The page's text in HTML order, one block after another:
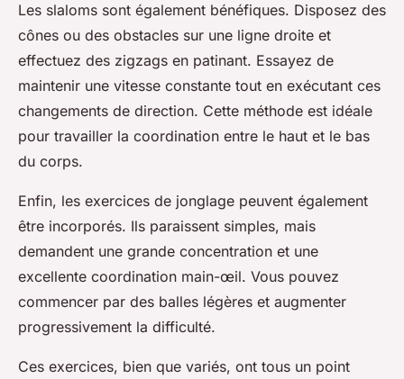
Les slaloms sont également bénéfiques. Disposez des
cônes ou des obstacles sur une ligne droite et
effectuez des zigzags en patinant. Essayez de
maintenir une vitesse constante tout en exécutant ces
changements de direction. Cette méthode est idéale
pour travailler la coordination entre le haut et le bas
du corps.
Enfin, les exercices de jonglage peuvent également
être incorporés. Ils paraissent simples, mais
demandent une grande concentration et une
excellente coordination main-œil. Vous pouvez
commencer par des balles légères et augmenter
progressivement la difficulté.
Ces exercices, bien que variés, ont tous un point